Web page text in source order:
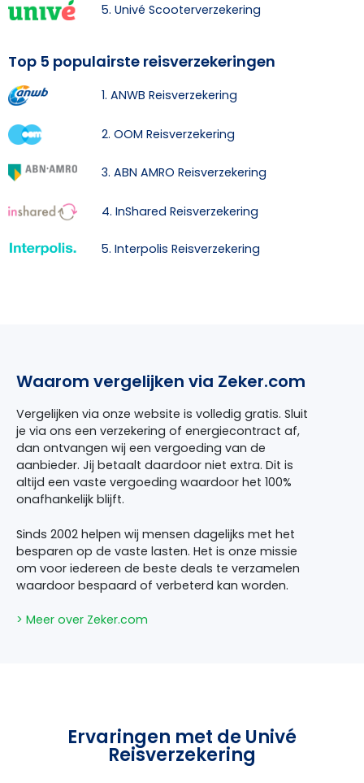
5. Univé Scooterverzekering
Top 5 populairste reisverzekeringen
1. ANWB Reisverzekering
2. OOM Reisverzekering
3. ABN AMRO Reisverzekering
4. InShared Reisverzekering
5. Interpolis Reisverzekering
Waarom vergelijken via Zeker.com
Vergelijken via onze website is volledig gratis. Sluit
je via ons een verzekering of energiecontract af,
dan ontvangen wij een vergoeding van de
aanbieder. Jij betaalt daardoor niet extra. Dit is
altijd een vaste vergoeding waardoor het 100%
onafhankelijk blijft.
Sinds 2002 helpen wij mensen dagelijks met het
besparen op de vaste lasten. Het is onze missie
om voor iedereen de beste deals te verzamelen
waardoor bespaard of verbeterd kan worden.
> Meer over Zeker.com
Ervaringen met de Univé
Reisverzekering